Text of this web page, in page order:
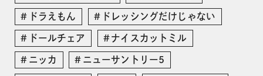
ドラえもん ドレッシングだけじゃない
ドールチェア ナイスカットミル
ニッカ ニューサントリー5